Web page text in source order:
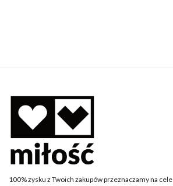
100% zysku z Twoich zakupów przeznaczamy na cele